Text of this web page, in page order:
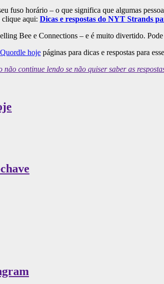
fuso horário – o que significa que algumas
clique aqui: Dicas e respostas do NYT Strands
Bee e Connections – e é muito divertido.
Quordle hoje páginas para dicas e respostas para
continue lendo se não quiser saber as